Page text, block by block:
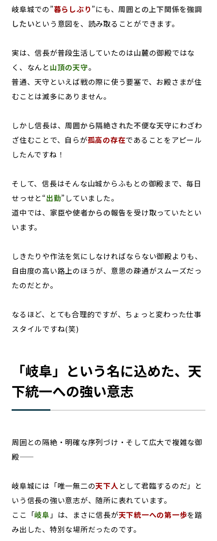
岐阜城での”暮らしぶり”にも、 周囲との上下関係を強調
したいという意図を、読み取ることができます。
実は、信長が普段生活していたのは山麓の御殿ではな
く、なんと山頂の天守。
普通、天守といえば戦の際に使う要塞で、お殿さまが住
むことは滅多にありません。
しかし信長は、 周囲から隔絶された不便な天守にわざわ
ざ住むことで、自らが孤高の存在であることをアピール
したんですね！
そして、信長はそんな山城からふもとの御殿まで、毎日
せっせと“出勤”していました。
道中では、 家臣や使者からの報告を受け取っていたとい
います。
しきたりや作法を気にしなければならない御殿よりも、
自由度の高い路上のほうが、意思の疎通がスムーズだっ
たのだとか。
なるほど、とても合理的ですが、ちょっと変わった仕事
スタイルですね(笑)
「岐阜」という名に込めた、天
下統一への強い意志
周囲との隔絶・明確な序列づけ・そして広大で複雑な御
殿——
岐阜城には「唯一無二の天下人 として君臨するのだ」と
いう信長の強い意志が、随所に表れています。
ここ「岐阜 」は、まさに信長が天下統一への第一歩を踏
み出した、特別な場所だったのです。